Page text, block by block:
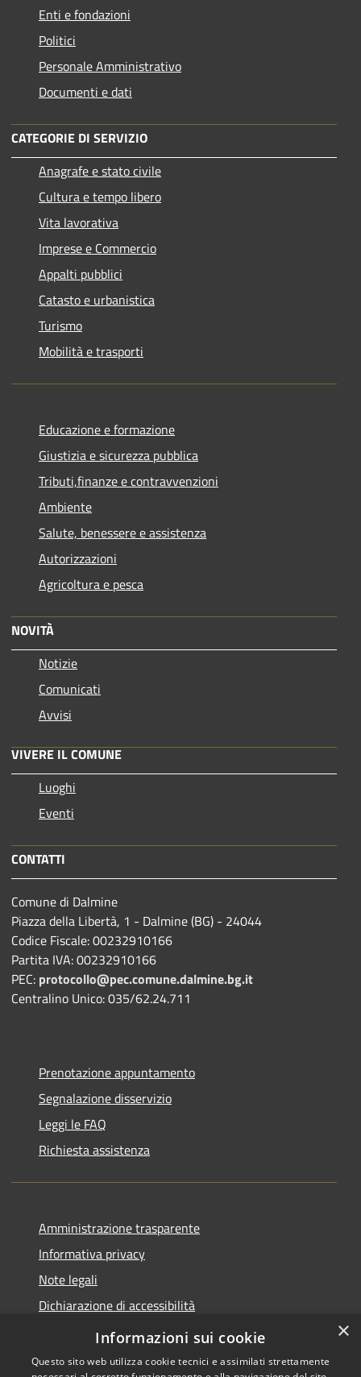
Enti e fondazioni
Politici
Personale Amministrativo
Documenti e dati
CATEGORIE DI SERVIZIO
Anagrafe e stato civile
Cultura e tempo libero
Vita lavorativa
Imprese e Commercio
Appalti pubblici
Catasto e urbanistica
Turismo
Mobilità e trasporti
Educazione e formazione
Giustizia e sicurezza pubblica
Tributi,finanze e contravvenzioni
Ambiente
Salute, benessere e assistenza
Autorizzazioni
Agricoltura e pesca
NOVITÀ
Notizie
Comunicati
Avvisi
VIVERE IL COMUNE
Luoghi
Eventi
CONTATTI
Comune di Dalmine
Piazza della Libertà, 1 - Dalmine (BG) - 24044
Codice Fiscale: 00232910166
Partita IVA: 00232910166
PEC: protocollo@pec.comune.dalmine.bg.it
Centralino Unico: 035/62.24.711
Prenotazione appuntamento
Segnalazione disservizio
Leggi le FAQ
Richiesta assistenza
Amministrazione trasparente
Informativa privacy
Note legali
Dichiarazione di accessibilità
Piano di miglioramento del sito
×
Informazioni sui cookie
Questo sito web utilizza cookie tecnici e assimilati strettamente